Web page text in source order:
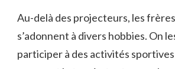
Au-delà des projecteurs, les
s’adonnent à divers hobbies. On
participer à des activités